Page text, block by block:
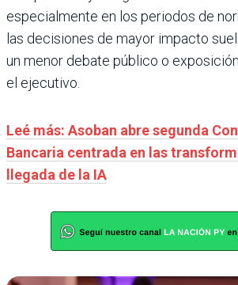
especialmente en los periodos de
las decisiones de mayor impacto
un menor debate público o
el ejecutivo.
Leé más: Asoban abre segunda
Bancaria centrada en las
llegada de la IA